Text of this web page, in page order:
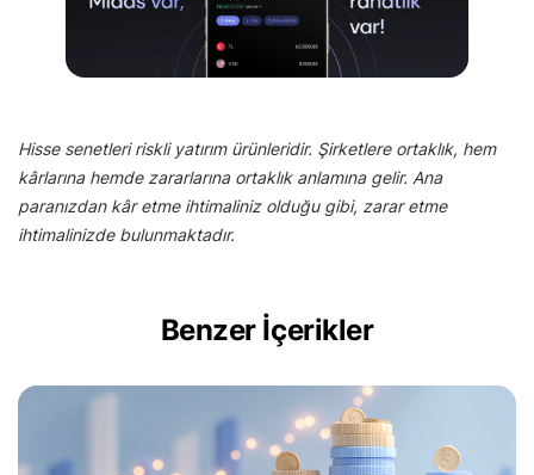
Hisse senetleri riskli yatırım ürünleridir. Şirketlere ortaklık, hem
kârlarına hemde zararlarına ortaklık anlamına gelir. Ana
paranızdan kâr etme ihtimaliniz olduğu gibi, zarar etme
ihtimalinizde bulunmaktadır.
Benzer İçerikler